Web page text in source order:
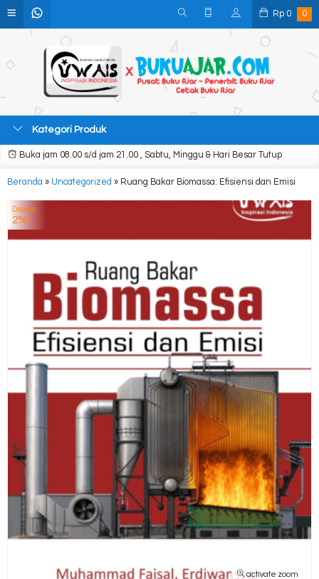
Rp 0 0
Kategori Produk
Buka jam 08.00 s/d jam 21.00 , Sabtu, Minggu & Hari Besar Tutup
Beranda » Uncategorized » Ruang Bakar Biomassa: Efisiensi dan Emisi
activate zoom
Diskon
2%